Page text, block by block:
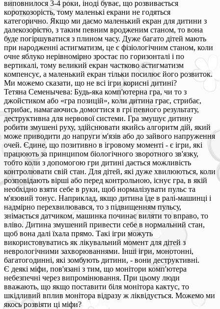
виповнилося 3-4 роки, іноді буває, що розвивається
короткозорість, тому маленькі екрани не годяться
категорично. Якщо ми даємо маленький екран для дитини з
далекозорістю, з таким певним вродженим станом, то вона
буде погіршуватися з плином часу. Дуже багато дітей мають
при народженні астигматизм, це є фізіологічним станом, коли
очне яблуко нерівномірно зростає по горизонталі і по
вертикалі, тому великий екран частково астигматизм
компенсує, а маленький екран тільки посилює його розвиток.
Ми можемо сказати, що не всі ігри корисні дитині?
Тетяна Семенычева: Будь-яка комп'ютерна гра, чи то з
джойстиком або «гра позицій», коли дитина грає, стрибає,
стрибає, намагаючись домогтися в грі певного результату,
деструктивна для нервової системи. Гра змушує дитину
робити змушені руху, здійснювати якийсь алгоритм дій, який
може приводити до напруги м'язів або до зайвого напруження
очей. Єдине, що позитивно в ігровому моменті - є ігри, які
працюють за принципом біологічного зворотного зв'язку,
тобто коли з допомогою гри дитині дається можливість
контролювати свій стан. Для дітей, які дуже хвилюються, коли
розповідають вірші або перед контрольною, існує гра, в якій
необхідно взяти себе в руки, щоб нормалізувати пульс та
м'язовий тонус. Наприклад, якщо дитина їде в ралі-машинці і
надмірно перехвилювався, то з підвищенням пульсу,
знімається датчиком, машинка починає виляти то вправо, то
вліво. Дитина змушений привести себе в нормальний стан,
щоб вона далі їхала прямо. Такі ігри можуть
використовуватись як лікувальний момент для дітей з
неврологічними захворюваннями. Інші ігри, монотонні,
багатогодинні, які зомбують дитини, - вони деструктивні.
Є деякі міфи, пов'язані з тим, що монітори комп'ютера
небезпечні через випромінювання. При цьому люди
вважають, що якщо поставити біля монітора кактус, то
шкідливий вплив монітора відразу ж ліквідується. Можемо ми
якось розвіяти ці міфи?